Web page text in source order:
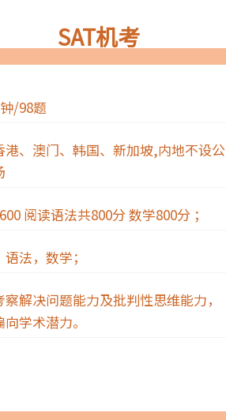
SAT机考
/98题
港、澳门、韩国、新加坡,内地不设公
阅读语法共800分 数学800分 ；
法，数学；
察解决问题能力及批判性思维能力，
学术潜力。